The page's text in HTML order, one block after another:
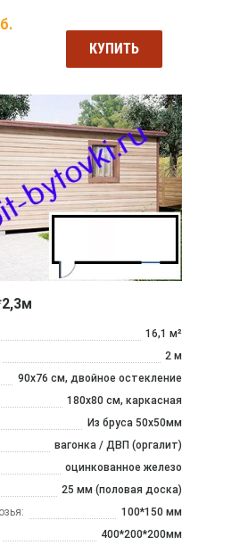
КУПИТЬ
16,1 м²
2 м
90х76 см, двойное остекление
180х80 см, каркасная
Из бруса 50x50мм
вагонка / ДВП (оргалит)
оцинкованное железо
25 мм (половая доска)
100*150 мм
400*200*200мм